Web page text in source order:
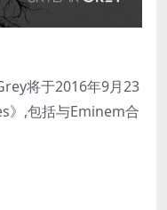
将于2016年9月23
》,包括与Eminem合